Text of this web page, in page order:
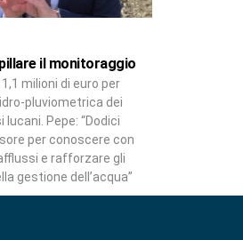
il monitoraggio
milioni di euro per
pluviometrica dei
Pepe: “Dodici
per conoscere con
e rafforzare gli
gestione dell’acqua”